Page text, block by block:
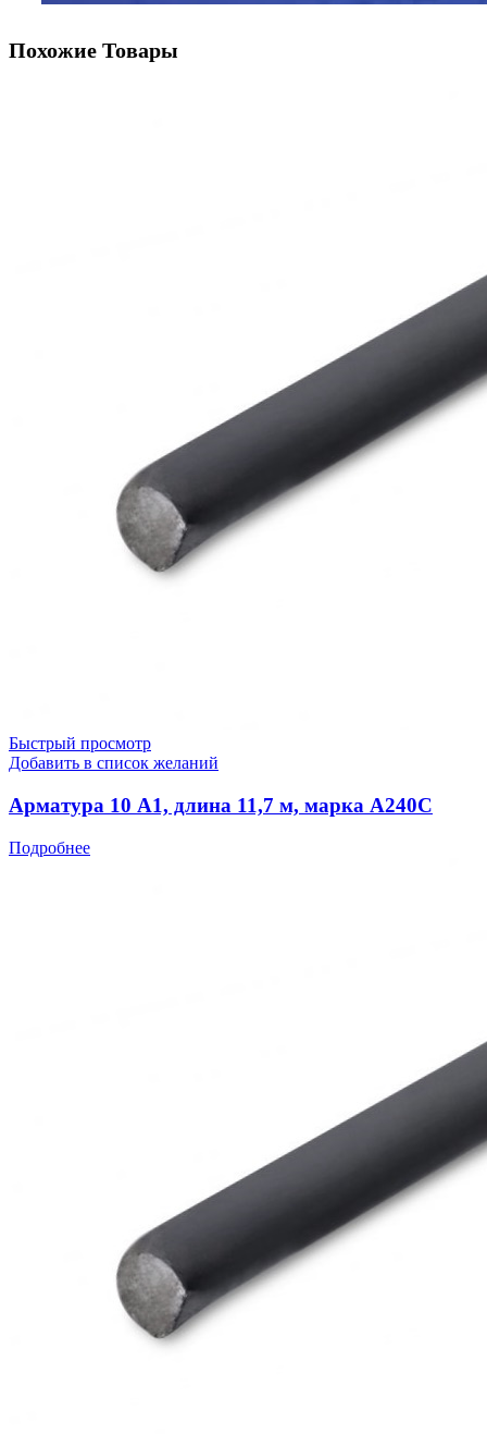
Похожие Товары
Быстрый просмотр
Добавить в список желаний
Арматура 10 А1, длина 11,7 м, марка А240С
Подробнее